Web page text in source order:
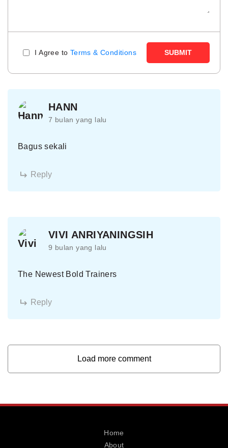
I Agree to Terms & Conditions SUBMIT
HANN
7 bulan yang lalu
Bagus sekali
Reply
VIVI ANRIYANINGSIH
9 bulan yang lalu
The Newest Bold Trainers
Reply
Load more comment
Home
About